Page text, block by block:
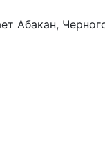
Абакан,